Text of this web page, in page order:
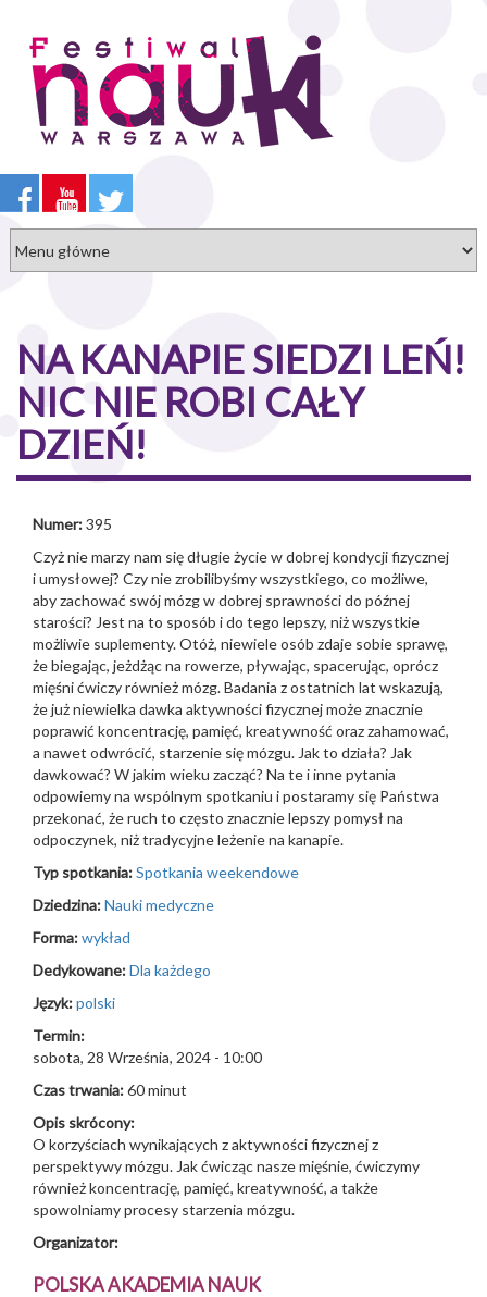
treści
NA KANAPIE SIEDZI LEŃ!
NIC NIE ROBI CAŁY
DZIEŃ!
Numer:395
Czyż nie marzy nam się długie życie w dobrej kondycji fizycznej
i umysłowej? Czy nie zrobilibyśmy wszystkiego, co możliwe,
aby zachować swój mózg w dobrej sprawności do późnej
starości? Jest na to sposób i do tego lepszy, niż wszystkie
możliwie suplementy. Otóż, niewiele osób zdaje sobie sprawę,
że biegając, jeżdżąc na rowerze, pływając, spacerując, oprócz
mięśni ćwiczy również mózg. Badania z ostatnich lat wskazują,
że już niewielka dawka aktywności fizycznej może znacznie
poprawić koncentrację, pamięć, kreatywność oraz zahamować,
a nawet odwrócić, starzenie się mózgu. Jak to działa? Jak
dawkować? W jakim wieku zacząć? Na te i inne pytania
odpowiemy na wspólnym spotkaniu i postaramy się Państwa
przekonać, że ruch to często znacznie lepszy pomysł na
odpoczynek, niż tradycyjne leżenie na kanapie.
Typ spotkania:Spotkania weekendowe
Dziedzina:Nauki medyczne
Forma:wykład
Dedykowane:Dla każdego
Język:polski
Termin:
sobota, 28 Września, 2024 - 10:00
Czas trwania:60 minut
Opis skrócony:
O korzyściach wynikających z aktywności fizycznej z
perspektywy mózgu. Jak ćwicząc nasze mięśnie, ćwiczymy
również koncentrację, pamięć, kreatywność, a także
spowolniamy procesy starzenia mózgu.
Organizator:
POLSKA AKADEMIA NAUK